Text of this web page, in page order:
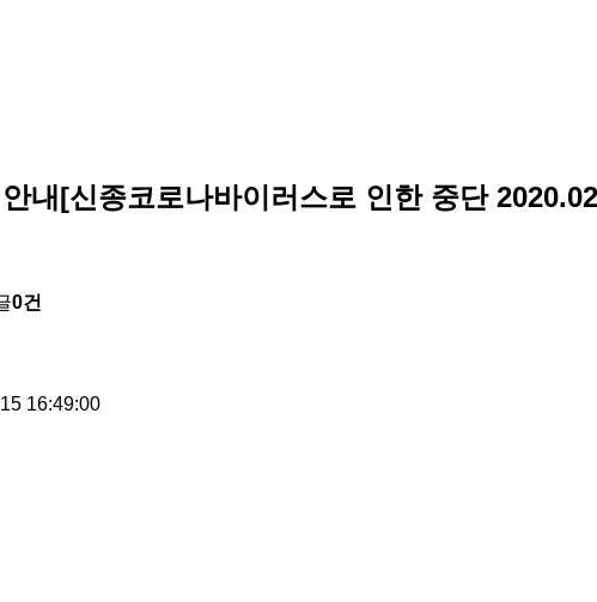
내[신종코로나바이러스로 인한 중단
0건
16:49:00